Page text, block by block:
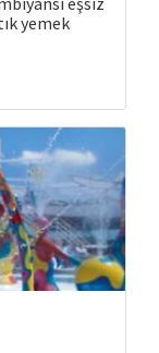
Hakkında
yemek